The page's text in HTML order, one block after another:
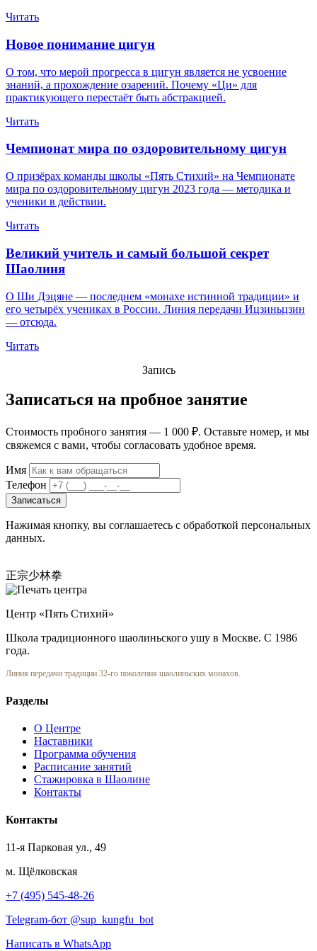
Читать
Новое понимание цигун
О том, что мерой прогресса в цигун является не усвоение
знаний, а прохождение озарений. Почему «Ци» для
практикующего перестаёт быть абстракцией.
Читать
Чемпионат мира по оздоровительному цигун
О призёрах команды школы «Пять Стихий» на Чемпионате
мира по оздоровительному цигун 2023 года — методика и
ученики в действии.
Читать
Великий учитель и самый большой секрет
Шаолиня
О Ши Дэцяне — последнем «монахе истинной традиции» и
его четырёх учениках в России. Линия передачи Ицзиньцзин
— отсюда.
Читать
Запись
Записаться на пробное занятие
Стоимость пробного занятия — 1 000 ₽. Оставьте номер, и мы
свяжемся с вами, чтобы согласовать удобное время.
Имя
Телефон
Записаться
Нажимая кнопку, вы соглашаетесь с обработкой персональных
данных.
正宗少林拳
Центр «Пять Стихий»
Школа традиционного шаолиньского ушу в Москве. С 1986
года.
Линия передачи традиции 32-го поколения шаолиньских монахов.
Разделы
О Центре
Наставники
Программа обучения
Расписание занятий
Стажировка в Шаолине
Контакты
Контакты
11-я Парковая ул., 49
м. Щёлковская
+7 (495) 545-48-26
Telegram-бот @sup_kungfu_bot
Написать в WhatsApp